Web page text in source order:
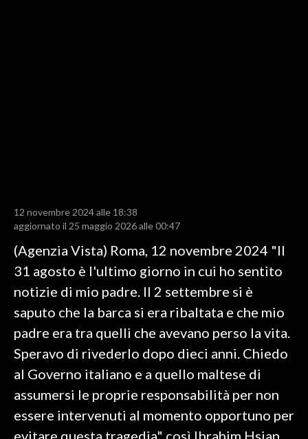
CALCIO
CALCIO REGIONALE
BASKET
VOLLEY
MOTORI
TENNIS
ALTRI SPORT
SPETTACOLI
GOSSIP
12 novembre 2024 alle 18:38
aggiornato il 25 maggio 2026 alle 00:47
(Agenzia Vista) Roma, 12 novembre 2024 "Il
31 agosto è l'ultimo giorno in cui ho sentito
notizie di mio padre. Il 2 settembre si è
saputo che la barca si era ribaltata e che mio
padre era tra quelli che avevano perso la vita.
Speravo di rivederlo dopo dieci anni. Chiedo
al Governo italiano e a quello maltese di
assumersi le proprie responsabilità per non
essere intervenuti al momento opportuno per
evitare questa tragedia" così Ibrahim Hsian,